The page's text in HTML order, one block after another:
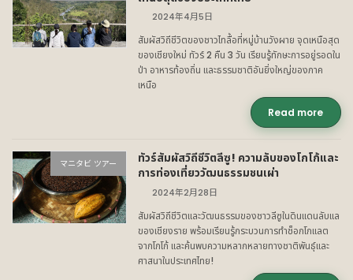
2024年4月5日
สัมผัสวิถีชีวิตของชาวไทลื้อที่หมู่บ้านวังผาย จุดเหนือสุด
ของเชียงใหม่ ทัวร์ 2 คืน 3 วัน เรียนรู้ทักษะการอยู่รอดใน
ป่า อาหารท้องถิ่น และธรรมชาติอันยิ่งใหญ่ของภาค
เหนือ
Read more
マニタビ ツアー
ทัวร์สัมผัสวิถีชีวิตลีซู! ความลับของโกโก้และ
การท่องเที่ยววัฒนธรรมชนเผ่า
2024年2月28日
สัมผัสวิถีชีวิตและวัฒนธรรมของชาวลีซูในดินแดนลับแล
ของเชียงราย พร้อมเรียนรู้กระบวนการทำช็อกโกแลต
จากโกโก้ และค้นพบความหลากหลายทางชาติพันธุ์และ
ศาสนาในประเทศไทย!